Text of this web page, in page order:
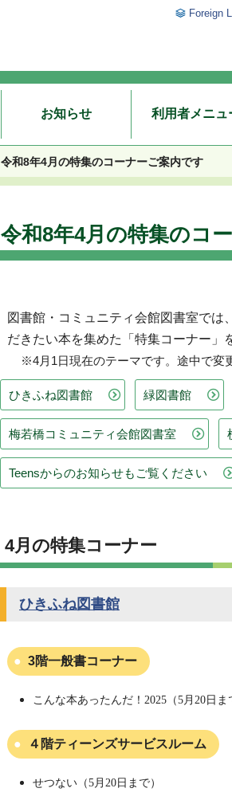
Foreign
お知らせ 利用者メニュ
令和8年4月の特集のコーナーご案内です
令和8年4月の特集のコ
図書館・コミュニティ会館図書室では
だきたい本を集めた「特集コーナー」
※4月1日現在のテーマです。途中で変
ひきふね図書館 緑図書館
梅若橋コミュニティ会館図書室
Teensからのお知らせもご覧ください
4月の特集コーナー
ひきふね図書館
3階一般書コーナー
こんな本あったんだ！2025（5月20日ま
４階ティーンズサービスルーム
せつない （5月20日まで）